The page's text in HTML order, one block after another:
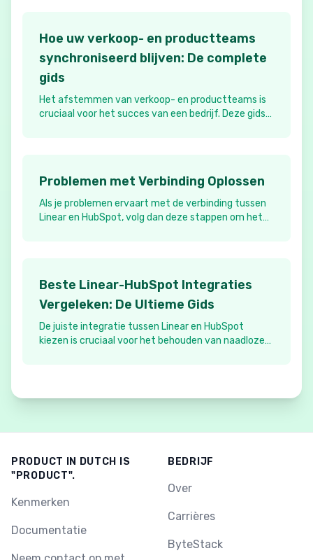
Hoe uw verkoop- en productteams
synchroniseerd blijven: De complete
gids
Het afstemmen van verkoop- en productteams is
cruciaal voor het succes van een bedrijf. Deze gids
Problemen met Verbinding Oplossen
Als je problemen ervaart met de verbinding tussen
Linear en HubSpot, volg dan deze stappen om het
Beste Linear-HubSpot Integraties
Vergeleken: De Ultieme Gids
De juiste integratie tussen Linear en HubSpot
kiezen is cruciaal voor het behouden van naadloze
markt.
PRODUCT IN DUTCH IS
"PRODUCT".
Kenmerken
Documentatie
BEDRIJF
Over
Carrières
ByteStack